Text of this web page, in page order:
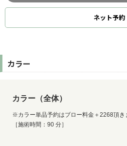
ネット予約
カラー
カラー（全体）
※カラー単品予約はブロー料金＋2268頂き
［施術時間：90 分］